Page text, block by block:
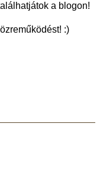
a blogon!
:)